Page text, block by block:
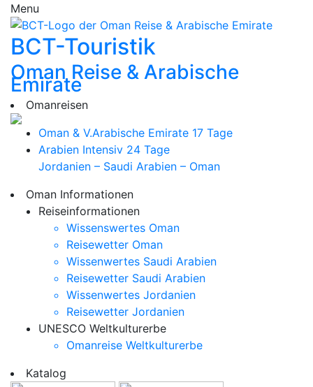
Menu
BCT-Touristik
Oman Reise & Arabische
Emirate
Omanreisen
Oman & V.Arabische Emirate 17 Tage
Arabien Intensiv 24 Tage
Jordanien – Saudi Arabien – Oman
Oman Informationen
Reiseinformationen
Wissenswertes Oman
Reisewetter Oman
Wissenwertes Saudi Arabien
Reisewetter Saudi Arabien
Wissenwertes Jordanien
Reisewetter Jordanien
UNESCO Weltkulturerbe
Omanreise Weltkulturerbe
Katalog